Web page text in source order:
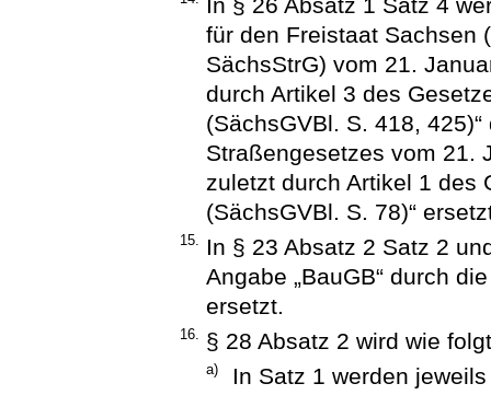
für den Freistaat Sachsen
SächsStrG) vom 21.
durch Artikel 3 des
(SächsGVBl. S. 418,
Straßengesetzes vom 21.
zuletzt durch Artikel 1 des
(SächsGVBl. S. 78)“
15.
In § 23 Absatz 2 Satz 2
Angabe „BauGB“ durch
ersetzt.
16. § 28 Absatz 2 wird wie
a)
In Satz 1 werden